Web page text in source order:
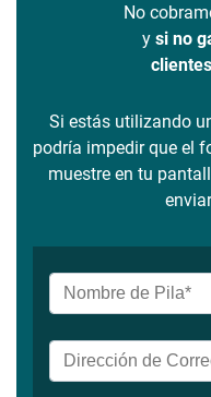
No
y si no
Si estás utilizando
podría impedir que el
muestre en tu